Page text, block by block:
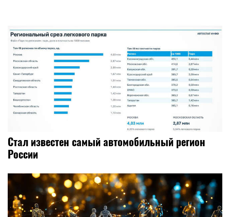
Стал известен самый автомобильный регион
России